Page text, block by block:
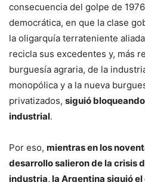
consecuencia del golpe de
democrática, en que la clase
la oligarquía terrateniente
recicla sus excedentes y, más
burguesía agraria, de la
monopólica y a la nueva
privatizados, siguió
industrial.
Por eso, mientras en los
desarrollo salieron de la crisis
industria, la Argentina siguió